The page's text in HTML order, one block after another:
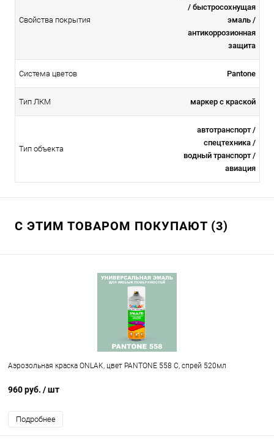
Свойства покрытия
/ быстросохнущая
эмаль /
антикоррозионная
защита
Система цветов Pantone
Тип ЛКМ маркер с краской
Тип объекта
автотранспорт /
спецтехника /
водный транспорт /
авиация
С ЭТИМ ТОВАРОМ ПОКУПАЮТ (3)
Аэрозольная краска ONLAK, цвет PANTONE 558 C, спрей 520мл
960 руб. / шт
Подробнее